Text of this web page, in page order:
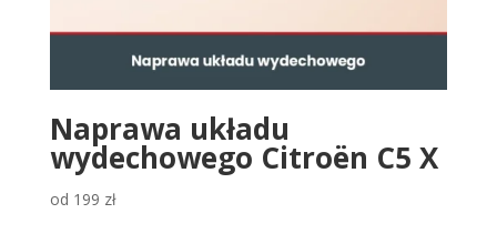
Naprawa układu
wydechowego Citroën C5 X
od 199 zł